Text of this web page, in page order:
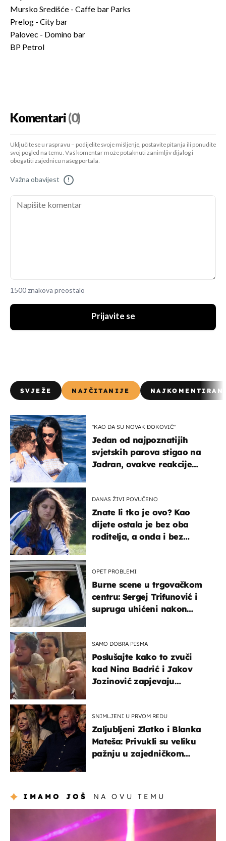
Mursko Središće - Caffe bar Parks
Prelog - City bar
Palovec - Domino bar
BP Petrol
Komentari(0)
Uključite se u raspravu – podijelite svoje mišljenje, postavite pitanja ili ponudite
svoj pogled na temu. Vaš komentar može potaknuti zanimljiv dijalog i
obogatiti zajednicu našeg portala.
Važna obavijest !
1500 znakova preostalo
Prijavite se
SVJEŽE NAJČITANIJE
"KAO DA SU NOVAK ĐOKOVIĆ"
Jedan od najpoznatijih
svjetskih parova stigao na
Jadran, ovakve reakcije
DANAS ŽIVI POVUČENO
Znate li tko je ovo? Kao
dijete ostala je bez oba
roditelja, a onda i bez
OPET PROBLEMI
Burne scene u trgovačkom
centru: Sergej Trifunović i
supruga uhićeni nakon
SAMO DOBRA PISMA
Poslušajte kako to zvuči
kad Nina Badrić i Jakov
Jozinović zapjevaju
SNIMLJENI U PRVOM REDU
Zaljubljeni Zlatko i Blanka
Mateša: Privukli su veliku
pažnju u zajedničkom
IMAMO JOŠ NA OVU TEMU